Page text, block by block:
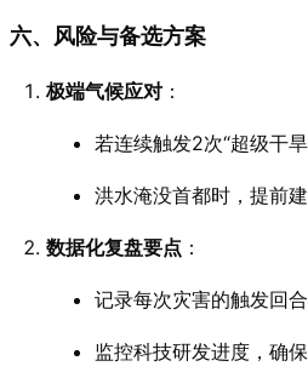
六、风险与备选方案
极端气候应对 ：
若连续触发2次“超级干
洪水淹没首都时，提前
数据化复盘要点 ：
记录每次灾害的触发回
监控科技研发进度，确